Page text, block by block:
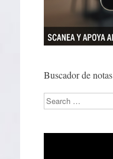
Buscador de notas
Search